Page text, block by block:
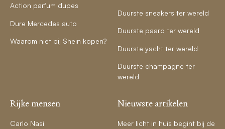
Action parfum dupes
Dure Mercedes auto
Waarom niet bij Shein kopen?
Duurste sneakers ter wereld
Duurste paard ter wereld
Duurste yacht ter wereld
Duurste champagne ter
wereld
Rijke mensen
Carlo Nasi
Nieuwste artikelen
Meer licht in huis begint bij de